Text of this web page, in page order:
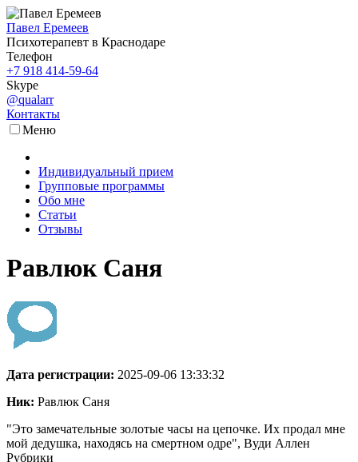
Павел Еремеев
Психотерапевт в Краснодаре
Телефон
+7 918 414-59-64
Skype
@qualarr
Контакты
Меню
Индивидуальный прием
Групповые программы
Обо мне
Статьи
Отзывы
Равлюк Саня
Дата регистрации: 2025-09-06 13:33:32
Ник: Равлюк Саня
"Это замечательные золотые часы на цепочке. Их продал мне
мой дедушка, находясь на смертном одре", Вуди Аллен
Рубрики